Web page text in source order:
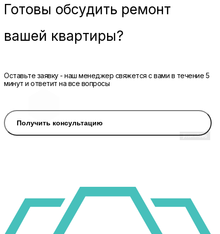
Готовы обсудить ремонт
вашей квартиры?
Оставьте заявку - наш менеджер свяжется с вами в течение 5
минут и ответит на все вопросы
Получить консультацию